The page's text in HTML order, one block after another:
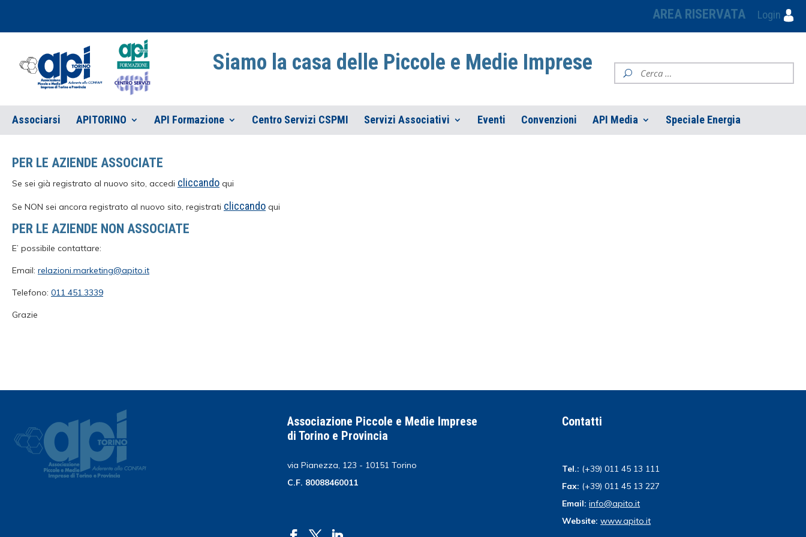
AREA RISERVATA Login
Siamo la casa delle Piccole e Medie Imprese
Associarsi APITORINO API Formazione Centro Servizi CSPMI Servizi Associativi Eventi Convenzioni API Media Speciale Energia
PER LE AZIENDE ASSOCIATE
Se sei già registrato al nuovo sito, accedi cliccando qui
Se NON sei ancora registrato al nuovo sito, registrati cliccando qui
PER LE AZIENDE NON ASSOCIATE
E’ possibile contattare:
Email: relazioni.marketing@apito.it
Telefono: 011 451.3339
Grazie
Associazione Piccole e Medie Imprese
di Torino e Provincia
via Pianezza, 123 - 10151 Torino
C.F. 80088460011
Contatti
Tel.: (+39) 011 45 13 111
Fax: (+39) 011 45 13 227
Email: info@apito.it
Website: www.apito.it